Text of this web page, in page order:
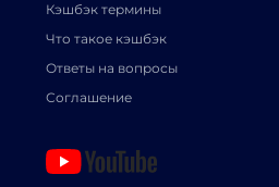
Кэшбэк термины
Что такое кэшбэк
Ответы на вопросы
Соглашение